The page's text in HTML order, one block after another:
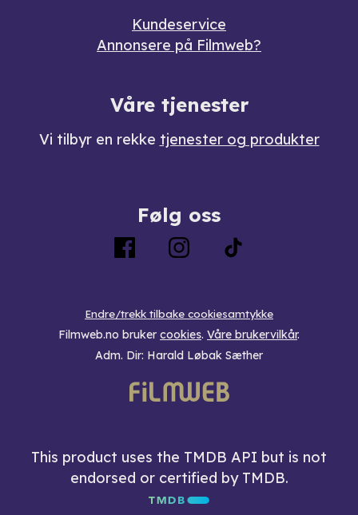
Kundeservice
Annonsere på Filmweb?
Våre tjenester
Vi tilbyr en rekke tjenester og produkter
Følg oss
Endre/trekk tilbake cookiesamtykke
Filmweb.no bruker cookies. Våre brukervilkår.
Adm. Dir: Harald Løbak Sæther
This product uses the TMDB API but is not
endorsed or certified by TMDB.